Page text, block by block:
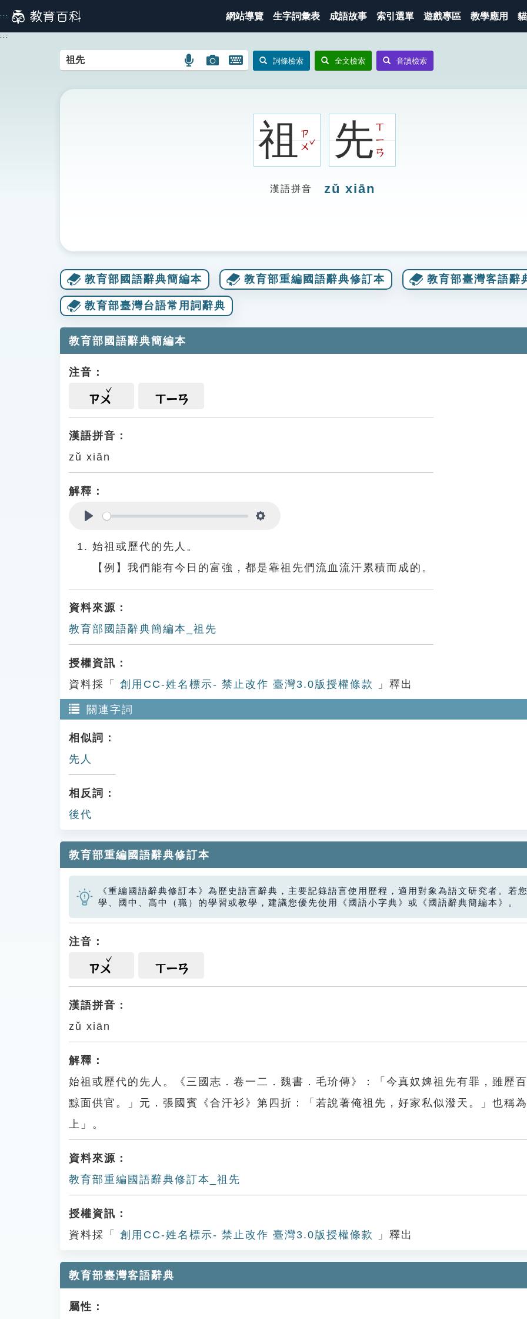
到
主
::: 網站導覽 生字詞彙表 成語故事 索引選單 遊戲專區 教學應用
:::
語
搜
圖
搜
開
鍵
詞條檢索 全文檢索 音讀檢索
祖ㄗ
ㄨ
ˇ 先ㄒ
ㄧ
ㄢ
漢語拼音 zǔ xiān
教育部國語辭典簡編本 教育部重編國語辭典修訂本 教育部臺灣客語辭
教育部臺灣台語常用詞辭典
教育部國語辭典簡編本
注音：
ㄗㄨ ㄒㄧㄢ
漢語拼音：
zǔ xiān
解釋：
始祖或歷代的先人。
【例】我們能有今日的富強，都是靠祖先們流血流汗累積而成的。
資料來源：
教育部國語辭典簡編本_祖先
授權資訊：
資料採「
創用CC-姓名標示- 禁止改作 臺灣3.0版授權條款 」釋出
關連字詞
相似詞：
先人
相反詞：
後代
教育部重編國語辭典修訂本
《重編國語辭典修訂本》為歷史語言辭典，主要記錄語言使用歷程，適用對象為語文研究者。若
學、國中、高中（職）的學習或教學，建議您優先使用《國語小字典》或《國語辭典簡編本》。
注音：
ㄗㄨ ㄒㄧㄢ
漢語拼音：
zǔ xiān
解釋：
始祖或歷代的先人。《三國志．卷一二．魏書．毛玠傳》：「今真奴婢祖先有罪，雖歷
黥面供官。」元．張國賓《合汗衫》第四折：「若說著俺祖先，好家私似潑天。」也稱
上」。
資料來源：
教育部重編國語辭典修訂本_祖先
授權資訊：
資料採「
創用CC-姓名標示- 禁止改作 臺灣3.0版授權條款 」釋出
教育部臺灣客語辭典
屬性：